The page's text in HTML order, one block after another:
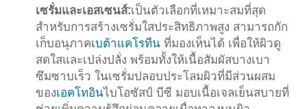
เซรั่มและเอสเซนส์:เป็นตัวเลือกที่เหมาะสมที่สุด
สำหรับการสร้างเซรั่มใสประสิทธิภาพสูง สามารถกัก
เก็บอนุภาคเบต้าแคโรทีนที่มองเห็นได้ เพื่อให้ผิวดู
สดใสและเปล่งปลั่ง พร้อมทั้งให้เนื้อสัมผัสบางเบา
ซึมซาบเร็ว ในเซรั่มปลอบประโลมผิวที่มีส่วนผสม
ของเอคโทอินไบโอซัสป์ บีซี มอบเนื้อเจลเย็นสบายที่